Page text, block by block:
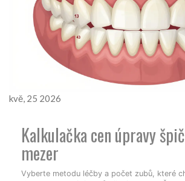
kvě, 25 2026
Kalkulačka cen úpravy
mezer
Vyberte metodu léčby a počet zubů, které